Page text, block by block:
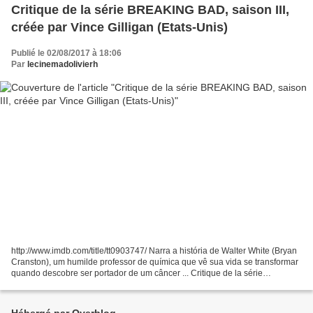
Critique de la série BREAKING BAD, saison III,
créée par Vince Gilligan (Etats-Unis)
Publié le 02/08/2017 à 18:06
Par lecinemadolivierh
http://www.imdb.com/title/tt0903747/ Narra a história de Walter White (Bryan
Cranston), um humilde professor de química que vê sua vida se transformar
quando descobre ser portador de um câncer ... Critique de la série